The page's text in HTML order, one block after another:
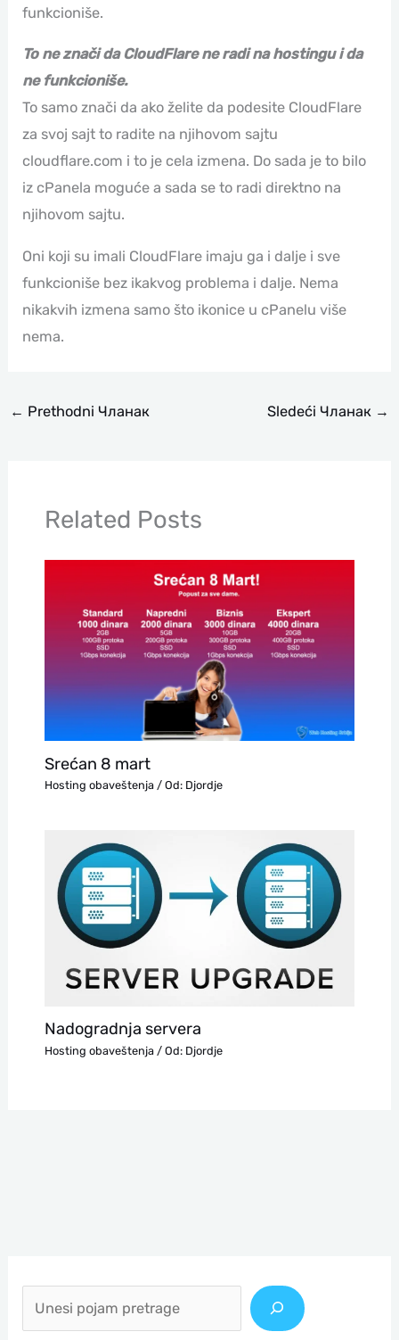
funkcioniše.
To ne znači da CloudFlare ne radi na hostingu i da
ne funkcioniše.
To samo znači da ako želite da podesite CloudFlare
za svoj sajt to radite na njihovom sajtu
cloudflare.com i to je cela izmena. Do sada je to bilo
iz cPanela moguće a sada se to radi direktno na
njihovom sajtu.
Oni koji su imali CloudFlare imaju ga i dalje i sve
funkcioniše bez ikakvog problema i dalje. Nema
nikakvih izmena samo što ikonice u cPanelu više
nema.
← Prethodni Чланак Sledeći Чланак →
Related Posts
Srećan 8 mart
Hosting obaveštenja/ Od: Djordje
Nadogradnja servera
Hosting obaveštenja/ Od: Djordje
е